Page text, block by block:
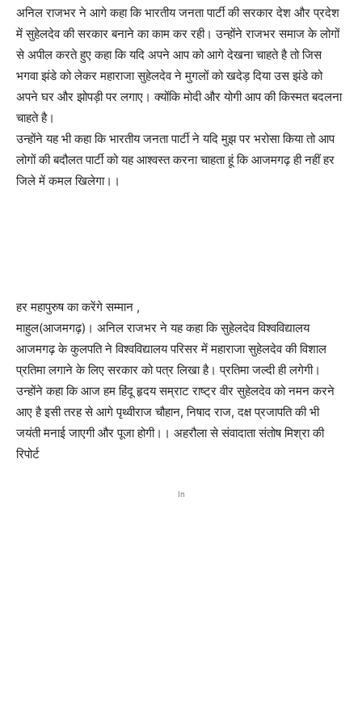
अनिल राजभर ने आगे कहा कि भारतीय जनता पार्टी की सरकार देश और प्रदेश
में सुहेलदेव की सरकार बनाने का काम कर रही। उन्होंने राजभर समाज के लोगों
से अपील करते हुए कहा कि यदि अपने आप को आगे देखना चाहते है तो जिस
भगवा झंडे को लेकर महाराजा सुहेलदेव ने मुगलों को खदेड़ दिया उस झंडे को
अपने घर और झोपड़ी पर लगाए। क्योंकि मोदी और योगी आप की किस्मत बदलना
चाहते है।
उन्होंने यह भी कहा कि भारतीय जनता पार्टी ने यदि मुझ पर भरोसा किया तो आप
लोगों की बदौलत पार्टी को यह आश्वस्त करना चाहता हूं कि आजमगढ़ ही नहीं हर
जिले में कमल खिलेगा।।
हर महापुरुष का करेंगे सम्मान ,
माहुल(आजमगढ़)। अनिल राजभर ने यह कहा कि सुहेलदेव विश्वविद्यालय
आजमगढ़ के कुलपति ने विश्वविद्यालय परिसर में महाराजा सुहेलदेव की विशाल
प्रतिमा लगाने के लिए सरकार को पत्र लिखा है। प्रतिमा जल्दी ही लगेगी।
उन्होंने कहा कि आज हम हिंदू हृदय सम्राट राष्ट्र वीर सुहेलदेव को नमन करने
आए है इसी तरह से आगे पृथ्वीराज चौहान, निषाद राज, दक्ष प्रजापति की भी
जयंती मनाई जाएगी और पूजा होगी।। अहरौला से संवादाता संतोष मिश्रा की
रिपोर्ट
In